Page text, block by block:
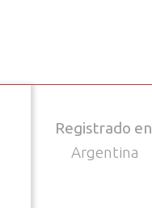
Registrado en
Argentina